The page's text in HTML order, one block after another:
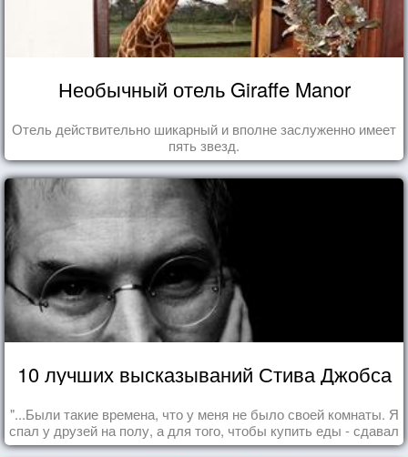
Необычный отель Giraffe Manor
Отель действительно шикарный и вполне заслуженно имеет
пять звезд.
10 лучших высказываний Стива Джобса
"...Были такие времена, что у меня не было своей комнаты. Я
спал у друзей на полу, а для того, чтобы купить еды - сдавал
бутылки из под кока-колы"